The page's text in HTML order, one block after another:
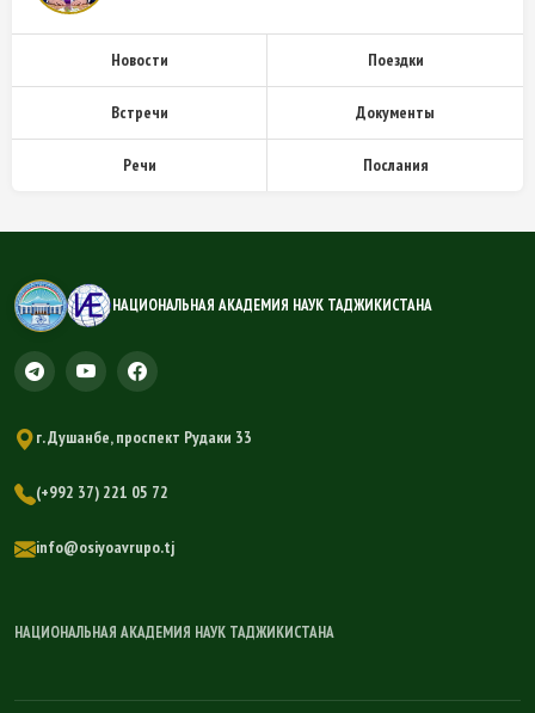
Новости Поездки
Встречи Документы
Речи Послания
НАЦИОНАЛЬНАЯ АКАДЕМИЯ НАУК ТАДЖИКИСТАНА
г. Душанбе, проспект Рудаки 33
(+992 37) 221 05 72
info@osiyoavrupo.tj
НАЦИОНАЛЬНАЯ АКАДЕМИЯ НАУК ТАДЖИКИСТАНА